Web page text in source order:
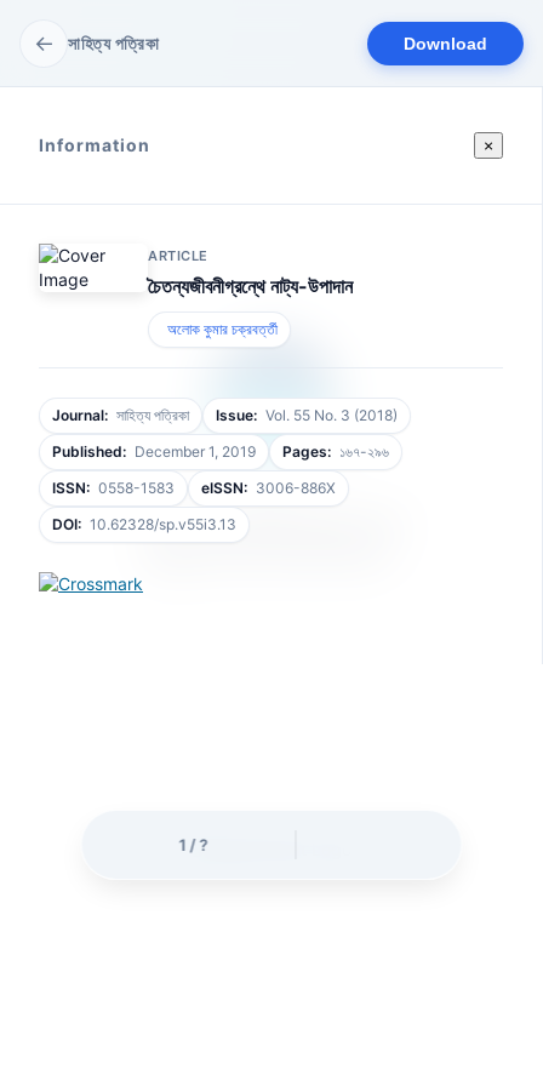
← সাহিত্য পত্রিকা Download
Information ×
ARTICLE
চৈতন্যজীবনীগ্রন্থে নাট্য-উপাদান
অলোক কুমার চক্রবর্ত্তী
Journal: সাহিত্য পত্রিকা Issue: Vol. 55 No. 3 (2018)
Published: December 1, 2019 Pages: ১৬৭-২৯৬
ISSN: 0558-1583 eISSN: 3006-886X
DOI: 10.62328/sp.v55i3.13
আপনার ফাইলটি প্রস্তুত হচ্ছে
1 /?